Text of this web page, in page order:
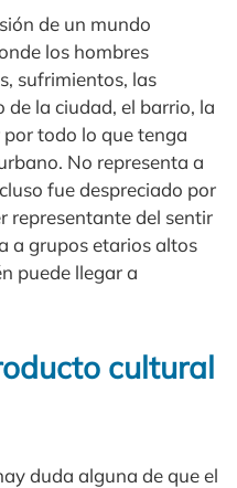
de un mundo
los hombres
sufrimientos, las
de la ciudad, el barrio, la
todo lo que tenga
No representa a
fue despreciado por
representante del sentir
a grupos etarios altos
puede llegar a
cultural
duda alguna de que el